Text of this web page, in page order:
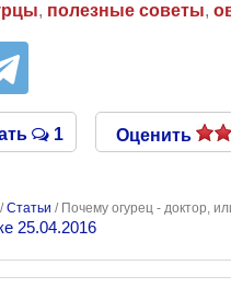
, полезные советы,
1 Оценить
/Статьи / Почему огурец - доктор,
25.04.2016